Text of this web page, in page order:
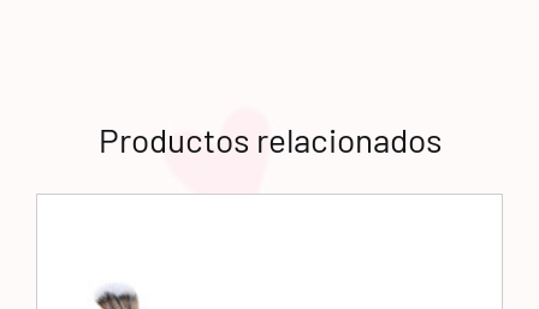
Productos relacionados